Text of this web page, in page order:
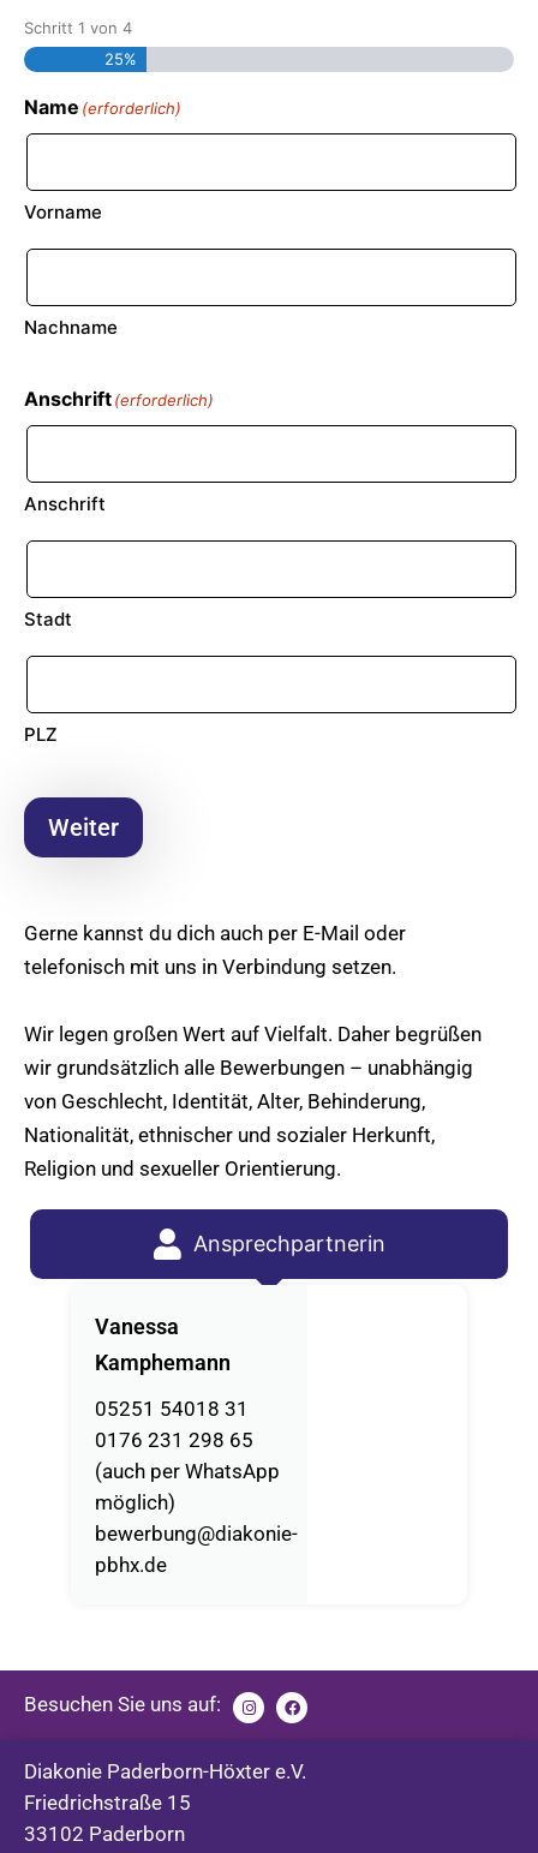
Schritt 1 von 4
25%
Name (erforderlich)
Vorname
Nachname
Anschrift(erforderlich)
Anschrift
Stadt
PLZ
Weiter
Gerne kannst du dich auch per E-Mail oder
telefonisch mit uns in Verbindung setzen.
Wir legen großen Wert auf Vielfalt. Daher begrüßen
wir grundsätzlich alle Bewerbungen – unabhängig
von Geschlecht, Identität, Alter, Behinderung,
Nationalität, ethnischer und sozialer Herkunft,
Religion und sexueller Orientierung.
Ansprechpartnerin
Vanessa
Kamphemann
05251 54018 31
0176 231 298 65
(auch per WhatsApp
möglich)
bewerbung@diakonie-
pbhx.de
Besuchen Sie uns auf:
Diakonie Paderborn-Höxter e.V.
Friedrichstraße 15
33102 Paderborn